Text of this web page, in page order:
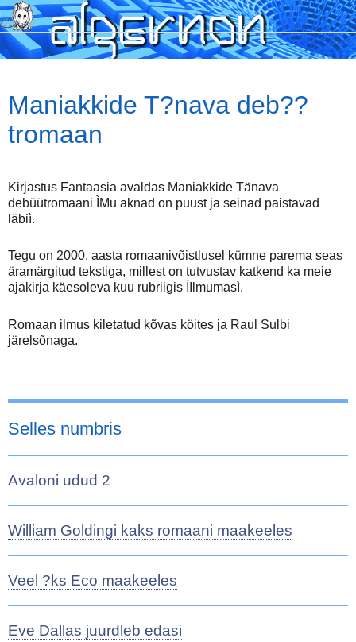
Skip
to
main
content
Maniakkide T?nava deb??
tromaan
Kirjastus Fantaasia avaldas Maniakkide Tänava
debüütromaani ÌMu aknad on puust ja seinad paistavad
läbiì.
Tegu on 2000. aasta romaanivõistlusel kümne parema seas
äramärgitud tekstiga, millest on tutvustav katkend ka meie
ajakirja käesoleva kuu rubriigis ÌIlmumasì.
Romaan ilmus kiletatud kõvas köites ja Raul Sulbi
järelsõnaga.
Selles numbris
Avaloni udud 2
William Goldingi kaks romaani maakeeles
Veel ?ks Eco maakeeles
Eve Dallas juurdleb edasi